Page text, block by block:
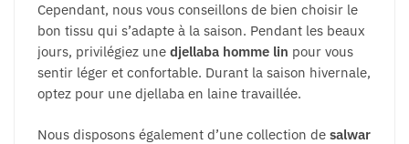
Cependant, nous vous conseillons de bien choisir le
bon tissu qui s’adapte à la saison. Pendant les beaux
jours, privilégiez une djellaba homme lin pour vous
sentir léger et confortable. Durant la saison hivernale,
optez pour une djellaba en laine travaillée.
Nous disposons également d’une collection de salwar